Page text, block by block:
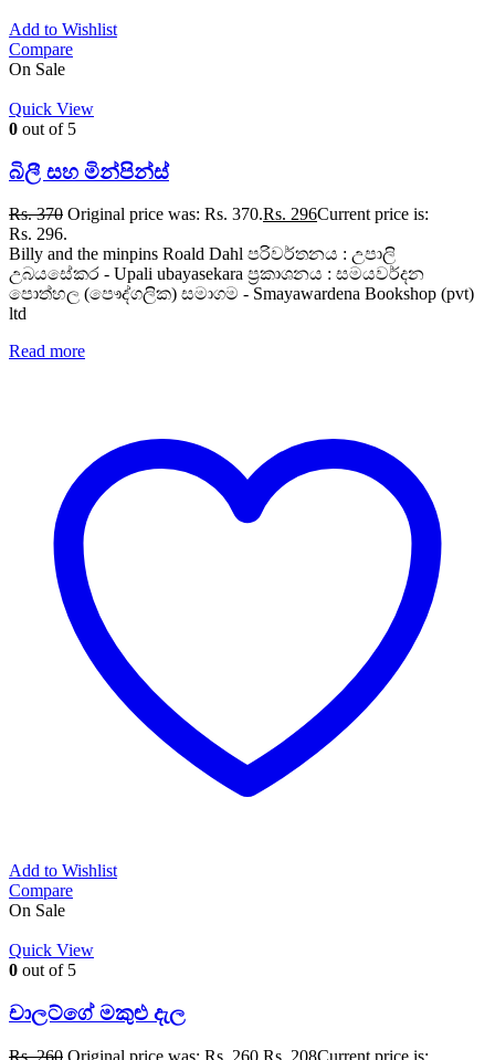
Add to Wishlist
Compare
On Sale
Quick View
0 out of 5
බිලී සහ මින්පින්ස්
Rs.370 Original price was: Rs. 370.Rs. 296Current price is:
Rs. 296.
Billy and the minpins Roald Dahl පරිවර්තනය : උපාලි
උබයසේකර - Upali ubayasekara ප්‍රකාශනය : සමයවර්දන
පොත්හල (පෞද්ගලික) සමාගම - Smayawardena Bookshop (pvt)
ltd
Read more
Add to Wishlist
Compare
On Sale
Quick View
0 out of 5
චාලට්ගේ මකුළු දැල
Rs.260 Original price was: Rs. 260. Rs. 208Current price is: